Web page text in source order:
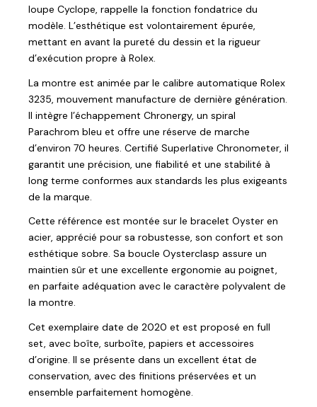
loupe Cyclope, rappelle la fonction fondatrice du
modèle. L’esthétique est volontairement épurée,
mettant en avant la pureté du dessin et la rigueur
d’exécution propre à Rolex.
La montre est animée par le calibre automatique Rolex
3235, mouvement manufacture de dernière génération.
Il intègre l’échappement Chronergy, un spiral
Parachrom bleu et offre une réserve de marche
d’environ 70 heures. Certifié Superlative Chronometer, il
garantit une précision, une fiabilité et une stabilité à
long terme conformes aux standards les plus exigeants
de la marque.
Cette référence est montée sur le bracelet Oyster en
acier, apprécié pour sa robustesse, son confort et son
esthétique sobre. Sa boucle Oysterclasp assure un
maintien sûr et une excellente ergonomie au poignet,
en parfaite adéquation avec le caractère polyvalent de
la montre.
Cet exemplaire date de 2020 et est proposé en full
set, avec boîte, surboîte, papiers et accessoires
d’origine. Il se présente dans un excellent état de
conservation, avec des finitions préservées et un
ensemble parfaitement homogène.